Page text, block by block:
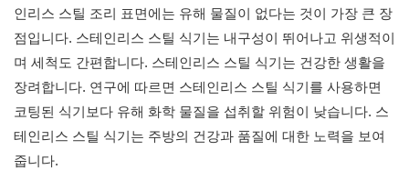
인리스 스틸 조리 표면에는 유해 물질이 없다는 것이 가장 큰 장
점입니다. 스테인리스 스틸 식기는 내구성이 뛰어나고 위생적이
며 세척도 간편합니다. 스테인리스 스틸 식기는 건강한 생활을
장려합니다. 연구에 따르면 스테인리스 스틸 식기를 사용하면
코팅된 식기보다 유해 화학 물질을 섭취할 위험이 낮습니다. 스
테인리스 스틸 식기는 주방의 건강과 품질에 대한 노력을 보여
줍니다.